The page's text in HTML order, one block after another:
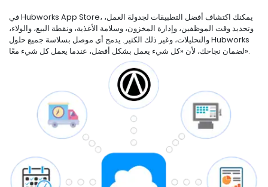
في Hubworks App Store، يمكنك اكتشاف أفضل التطبيقات لجدولة العمل،
وتحديد وقت الموظفين، وإدارة المخزون، وسلامة الأغذية، ونقطة البيع، والولاء،
والتحليلات، وغير ذلك الكثير. يدمج أي موصل بسلاسة جميع حلول Hubworks
لضمان نجاحك، لأن «كل شيء يعمل بشكل أفضل، عندما يعمل كل شيء معًا».